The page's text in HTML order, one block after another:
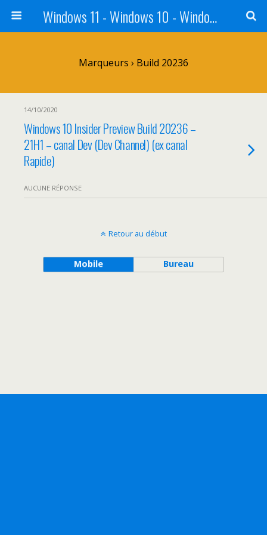
Windows 11 - Windows 10 - Windows 8 - Windows 7 - VISTA
Marqueurs › Build 20236
14/10/2020
Windows 10 Insider Preview Build 20236 –
21H1 – canal Dev (Dev Channel) (ex canal
Rapide)
AUCUNE RÉPONSE
Retour au début
Mobile Bureau